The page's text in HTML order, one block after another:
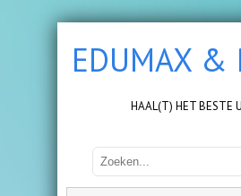
EDUMAX &
HAAL(T) HET BESTE